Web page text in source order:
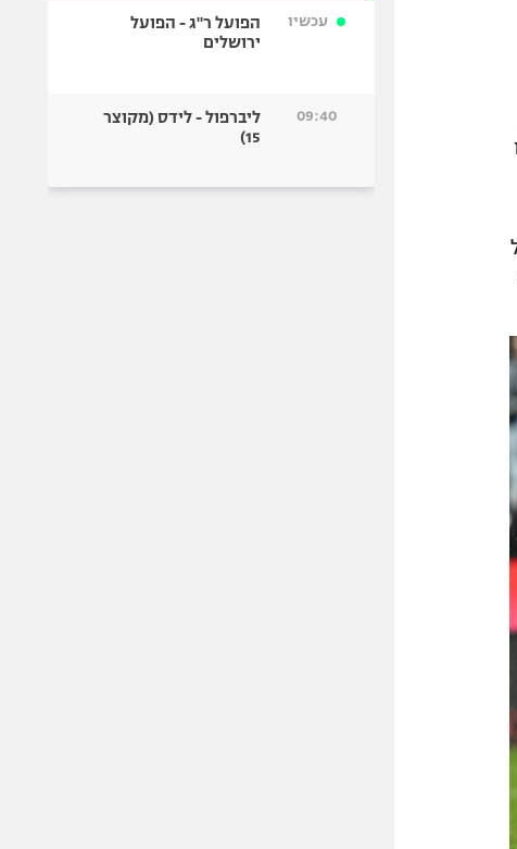
עכשיו
הפועל ר"ג - הפועל
ירושלים
09:40
ליברפול - לידס (מקוצר
15)